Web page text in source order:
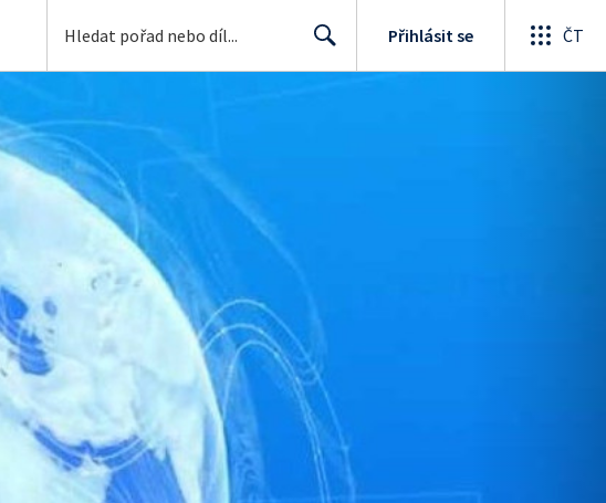
Přihlásit se ČT